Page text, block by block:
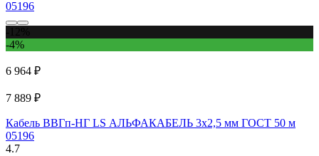
-4%
6 964 ₽
7 889 ₽
Кабель ВВГп-НГ LS АЛЬФАКАБЕЛЬ 3х2,5 мм ГОСТ 50 м
05196
4.7